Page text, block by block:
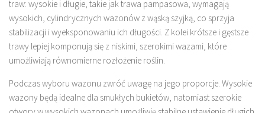
traw: wysokie i długie, takie jak trawa pampasowa, wymagają
wysokich, cylindrycznych wazonów z wąską szyjką, co sprzyja
stabilizacji i wyeksponowaniu ich długości. Z kolei krótsze i gęstsze
trawy lepiej komponują się z niskimi, szerokimi wazami, które
umożliwiają równomierne rozłożenie roślin.
Podczas wyboru wazonu zwróć uwagę na jego proporcje. Wysokie
wazony będą idealne dla smukłych bukietów, natomiast szerokie